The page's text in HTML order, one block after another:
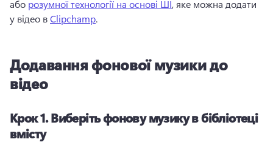
або розумної технології на основі ШІ, яке можна додати
у відео в Clipchamp.
Додавання фонової музики до
відео
Крок 1.Виберіть фонову музику в бібліотеці
вмісту